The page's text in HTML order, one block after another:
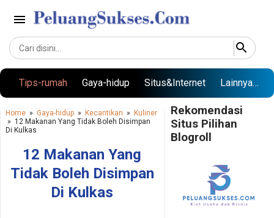
Langsung ke konten utama
Tips-rumah Gaya-hidup Situs&Internet Lainnya…
Home » Gaya-hidup » Kecantikan »
Kuliner
» 12 Makanan Yang Tidak Boleh Disimpan
Di Kulkas
12 Makanan Yang
Tidak Boleh Disimpan
Di Kulkas
Rekomendasi
Situs Pilihan
Blogroll